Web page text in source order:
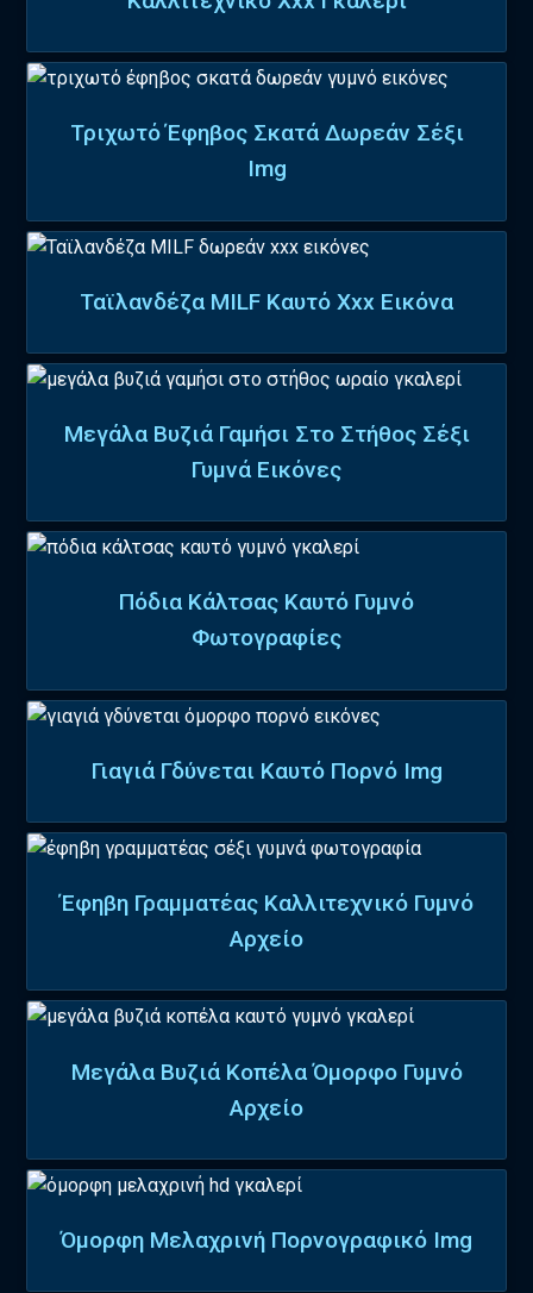
Τριχωτό Έφηβος Σκατά Δωρεάν Σέξι
Img
Ταϊλανδέζα MILF Καυτό Xxx Εικόνα
Μεγάλα Βυζιά Γαμήσι Στο Στήθος Σέξι
Γυμνά Εικόνες
Πόδια Κάλτσας Καυτό Γυμνό
Φωτογραφίες
Γιαγιά Γδύνεται Καυτό Πορνό Img
Έφηβη Γραμματέας Καλλιτεχνικό Γυμνό
Αρχείο
Μεγάλα Βυζιά Κοπέλα Όμορφο Γυμνό
Αρχείο
Όμορφη Μελαχρινή Πορνογραφικό Img